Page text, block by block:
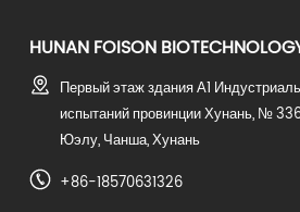
HUNAN FOISON
Первый этаж здания А1
испытаний провинции Хунань, №
Юэлу, Чанша, Хунань
+86-18570631326